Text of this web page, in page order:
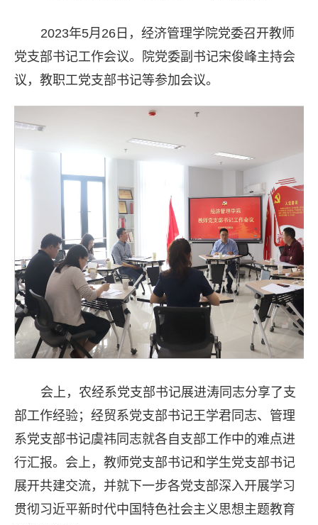
2023年5月26日，经济管理学院党委召开教师
党支部书记工作会议。院党委副书记宋俊峰主持会
议，教职工党支部书记等参加会议。
会上，农经系党支部书记展进涛同志分享了支
部工作经验；经贸系党支部书记王学君同志、管理
系党支部书记虞祎同志就各自支部工作中的难点进
行汇报。会上，教师党支部书记和学生党支部书记
展开共建交流，并就下一步各党支部深入开展学习
贯彻习近平新时代中国特色社会主义思想主题教育